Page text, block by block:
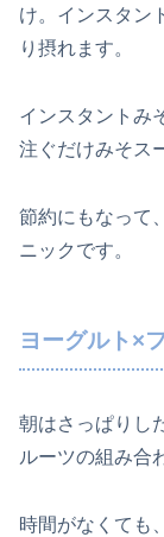
け。インスタン
り摂れます。
インスタントみ
注ぐだけみそス
節約にもなって
ニックです。
ヨーグルト×
朝はさっぱりし
ルーツの組み合
時間がなくても